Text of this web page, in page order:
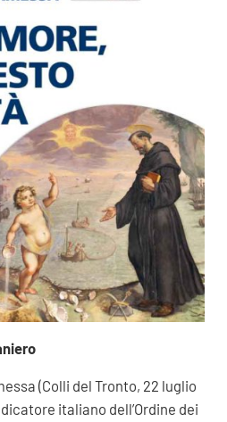
(Colli del Tronto, 22 luglio
italiano dell’Ordine dei